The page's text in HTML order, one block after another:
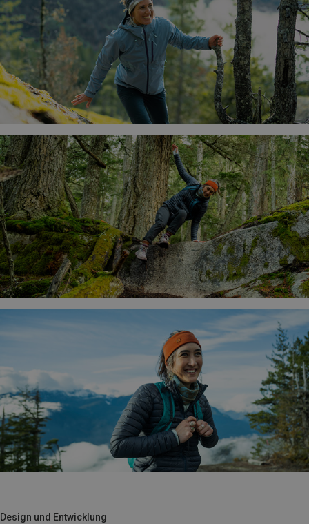
Design und Entwicklung